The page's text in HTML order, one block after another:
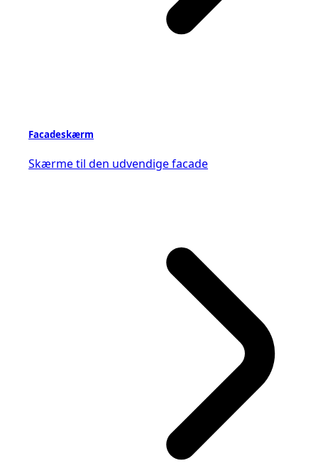
Facadeskærm
Skærme til den udvendige facade